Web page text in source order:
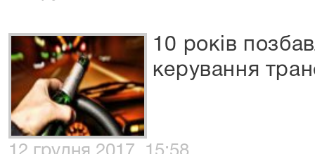
10 років
керування